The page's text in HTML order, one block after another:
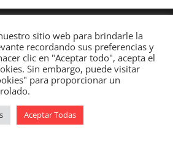
Themes| Desarrollado por
WordPress
sitio web para brindarle la
recordando sus preferencias y
clic en "Aceptar todo", acepta el
Sin embargo, puede visitar
para proporcionar un
Aceptar Todas